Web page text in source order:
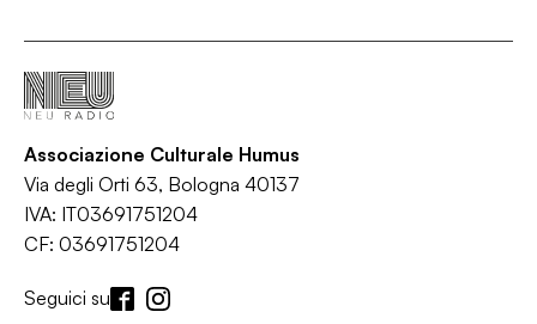
Associazione Culturale Humus
Via degli Orti 63, Bologna 40137
IVA: IT03691751204
CF: 03691751204
Seguici su